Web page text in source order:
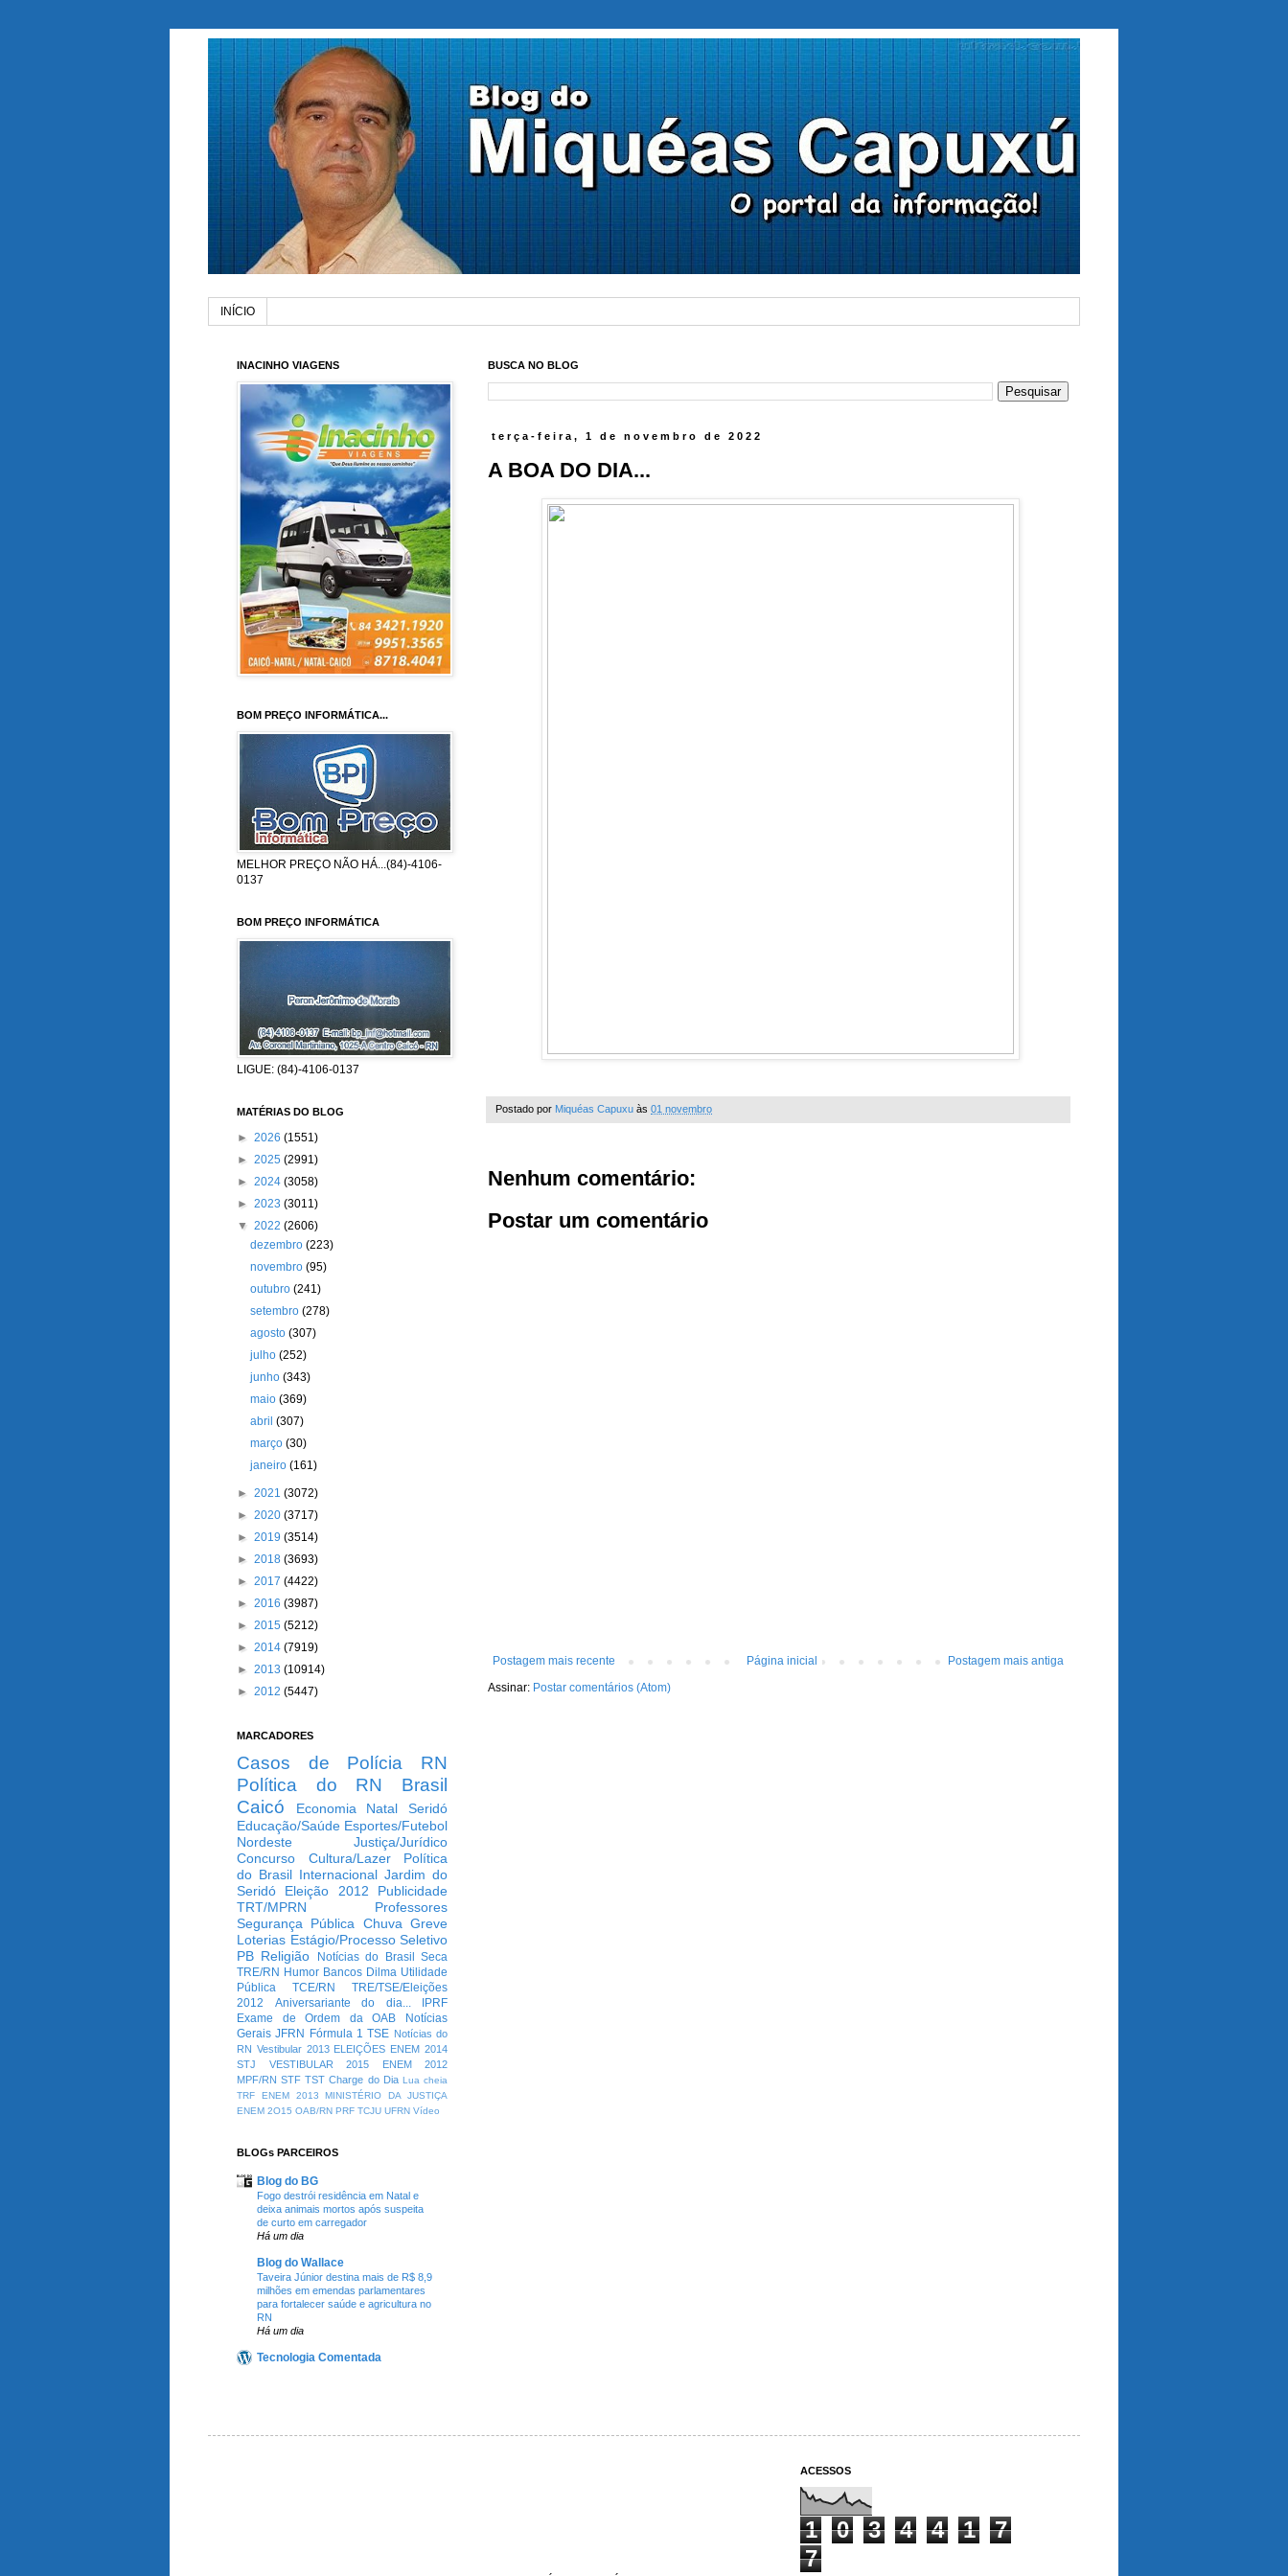
INÍCIO
BUSCA NO BLOG
terça-feira, 1 de novembro de 2022
A BOA DO DIA...
Postado por Miquéas Capuxu às 01 novembro
Nenhum comentário:
Postar um comentário
Postagem mais recente Postagem mais antiga
Página inicial
Assinar: Postar comentários (Atom)
INACINHO VIAGENS
BOM PREÇO INFORMÁTICA...
MELHOR PREÇO NÃO HÁ...(84)-4106-
0137
BOM PREÇO INFORMÁTICA
LIGUE: (84)-4106-0137
MATÉRIAS DO BLOG
► 2026 (1551)
► 2025 (2991)
► 2024 (3058)
► 2023 (3011)
▼ 2022 (2606)
dezembro(223)
novembro(95)
outubro(241)
setembro(278)
agosto(307)
julho(252)
junho(343)
maio(369)
abril(307)
março(30)
janeiro(161)
► 2021 (3072)
► 2020 (3717)
► 2019 (3514)
► 2018 (3693)
► 2017 (4422)
► 2016 (3987)
► 2015 (5212)
► 2014 (7919)
► 2013 (10914)
► 2012 (5447)
MARCADORES
Casos de Polícia
RN
Política do RN
Brasil
Caicó
Economia Natal
Seridó
Educação/Saúde Esportes/Futebol
Nordeste
Justiça/Jurídico
Concurso
Cultura/Lazer
Política
do Brasil Internacional Jardim do
Seridó
Eleição 2012
Publicidade
TRT/MPRN
Professores
Segurança Pública Chuva Greve
Loterias Estágio/Processo Seletivo
PB Religião Notícias do Brasil
Seca
TRE/RN Humor Bancos Dilma Utilidade
Pública
TCE/RN
TRE/TSE/Eleições
2012
Aniversariante do dia...
IPRF
Exame de Ordem da OAB
Notícias
Gerais JFRN Fórmula 1 TSE Notícias do
RN Vestibular 2013 ELEIÇÕES ENEM 2014
STJ
VESTIBULAR 2015
ENEM 2012
MPF/RN STF TST Charge do Dia Lua cheia
TRF
ENEM 2013
MINISTÉRIO DA JUSTIÇA
ENEM 2O15 OAB/RN PRF TCJU UFRN Vídeo
BLOGs PARCEIROS
Blog do BG
Fogo destrói residência em Natal e
deixa animais mortos após suspeita
de curto em carregador
Há um dia
Blog do Wallace
Taveira Júnior destina mais de R$ 8,9
milhões em emendas parlamentares
para fortalecer saúde e agricultura no
RN
Há um dia
Tecnologia Comentada
ACESSOS
1 0 3 4 4 1
7
7